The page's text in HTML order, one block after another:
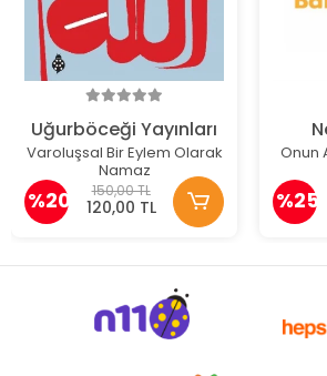
Uğurböceği Yayınları
Varoluşsal Bir Eylem Olarak
Namaz
%20 150,00 TL
120,00 TL
Onun
%25